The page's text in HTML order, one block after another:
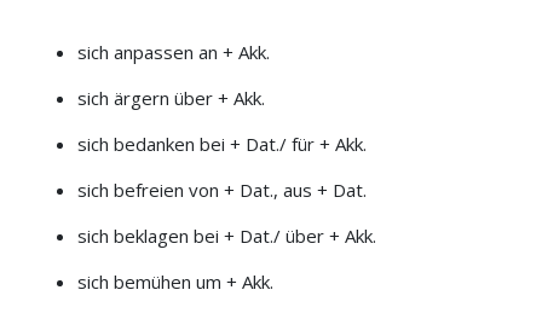
sich anpassen an + Akk.
sich ärgern über + Akk.
sich bedanken bei + Dat./ für + Akk.
sich befreien von + Dat., aus + Dat.
sich beklagen bei + Dat./ über + Akk.
sich bemühen um + Akk.